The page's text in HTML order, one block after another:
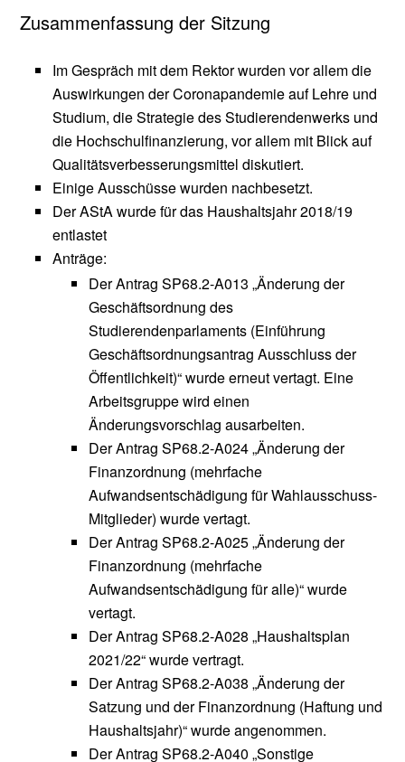
Zusammenfassung der Sitzung
Im Gespräch mit dem Rektor wurden vor allem die
Auswirkungen der Coronapandemie auf Lehre und
Studium, die Strategie des Studierendenwerks und
die Hochschulfinanzierung, vor allem mit Blick auf
Qualitätsverbesserungsmittel diskutiert.
Einige Ausschüsse wurden nachbesetzt.
Der AStA wurde für das Haushaltsjahr 2018/19
entlastet
Anträge:
Der Antrag SP68.2-A013 „Änderung der
Geschäftsordnung des
Studierendenparlaments (Einführung
Geschäftsordnungsantrag Ausschluss der
Öffentlichkeit)“ wurde erneut vertagt. Eine
Arbeitsgruppe wird einen
Änderungsvorschlag ausarbeiten.
Der Antrag SP68.2-A024 „Änderung der
Finanzordnung (mehrfache
Aufwandsentschädigung für Wahlausschuss-
Mitglieder) wurde vertagt.
Der Antrag SP68.2-A025 „Änderung der
Finanzordnung (mehrfache
Aufwandsentschädigung für alle)“ wurde
vertagt.
Der Antrag SP68.2-A028 „Haushaltsplan
2021/22“ wurde vertragt.
Der Antrag SP68.2-A038 „Änderung der
Satzung und der Finanzordnung (Haftung und
Haushaltsjahr)“ wurde angenommen.
Der Antrag SP68.2-A040 „Sonstige